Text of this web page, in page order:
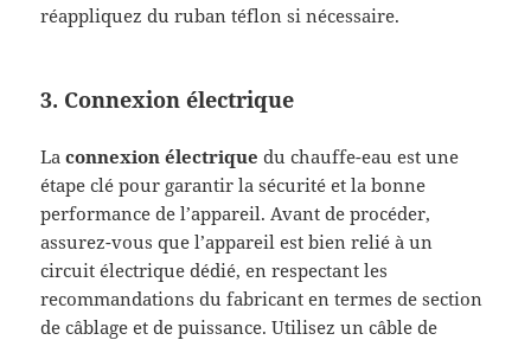
réappliquez du ruban téflon si nécessaire.
3. Connexion électrique
Laconnexion électrique du chauffe-eau est une
étape clé pour garantir la sécurité et la bonne
performance de l’appareil. Avant de procéder,
assurez-vous que l’appareil est bien relié à un
circuit électrique dédié, en respectant les
recommandations du fabricant en termes de section
de câblage et de puissance. Utilisez un câble de